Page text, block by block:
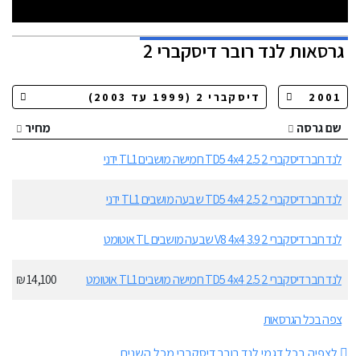
גרסאותלנד רובר דיסקברי 2
שם גרסה
מחיר
לנד רובר דיסקברי 2 2.5 TD5 4x4 חמישה מושבים TL1 ידני
לנד רובר דיסקברי 2 2.5 TD5 4x4 שבעה מושבים TL1 ידני
לנד רובר דיסקברי 2 3.9 V8 4x4 שבעה מושבים TL אוטומט
לנד רובר דיסקברי 2 2.5 TD5 4x4 חמישה מושבים TL1 אוטומט 14,100 ₪
צפה בכל הגרסאות